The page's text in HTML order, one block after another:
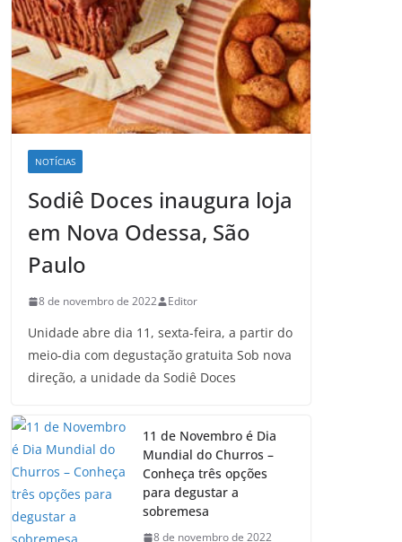
NOTÍCIAS
Sodiê Doces inaugura loja
em Nova Odessa, São
Paulo
8 de novembro de 2022 Editor
Unidade abre dia 11, sexta-feira, a partir do
meio-dia com degustação gratuita Sob nova
direção, a unidade da Sodiê Doces
11 de Novembro é Dia
Mundial do Churros –
Conheça três opções
para degustar a
sobremesa
8 de novembro de 2022